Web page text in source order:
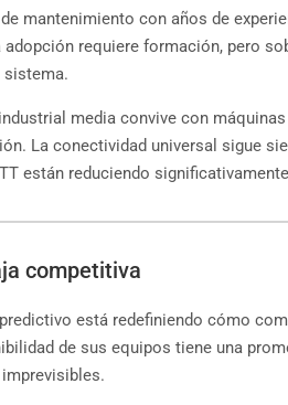
mantenimiento con años de
requiere formación, pero
sistema.
media convive con
La conectividad universal sigue
están reduciendo
competitiva
está redefiniendo cómo
de sus equipos tiene una